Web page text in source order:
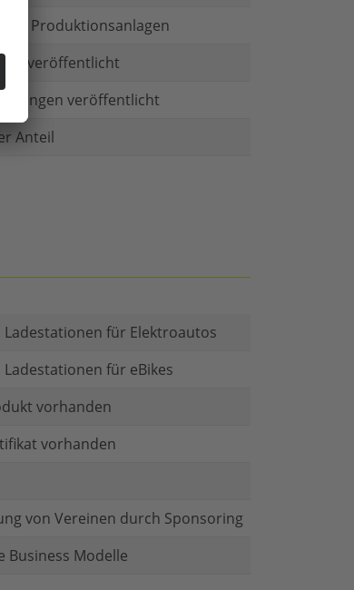
in Produktionsanlagen
veröffentlicht
veröffentlicht
Anteil
Ladestationen für Elektroautos
für eBikes
vorhanden
vorhanden
von Vereinen durch Sponsoring
Business Modelle